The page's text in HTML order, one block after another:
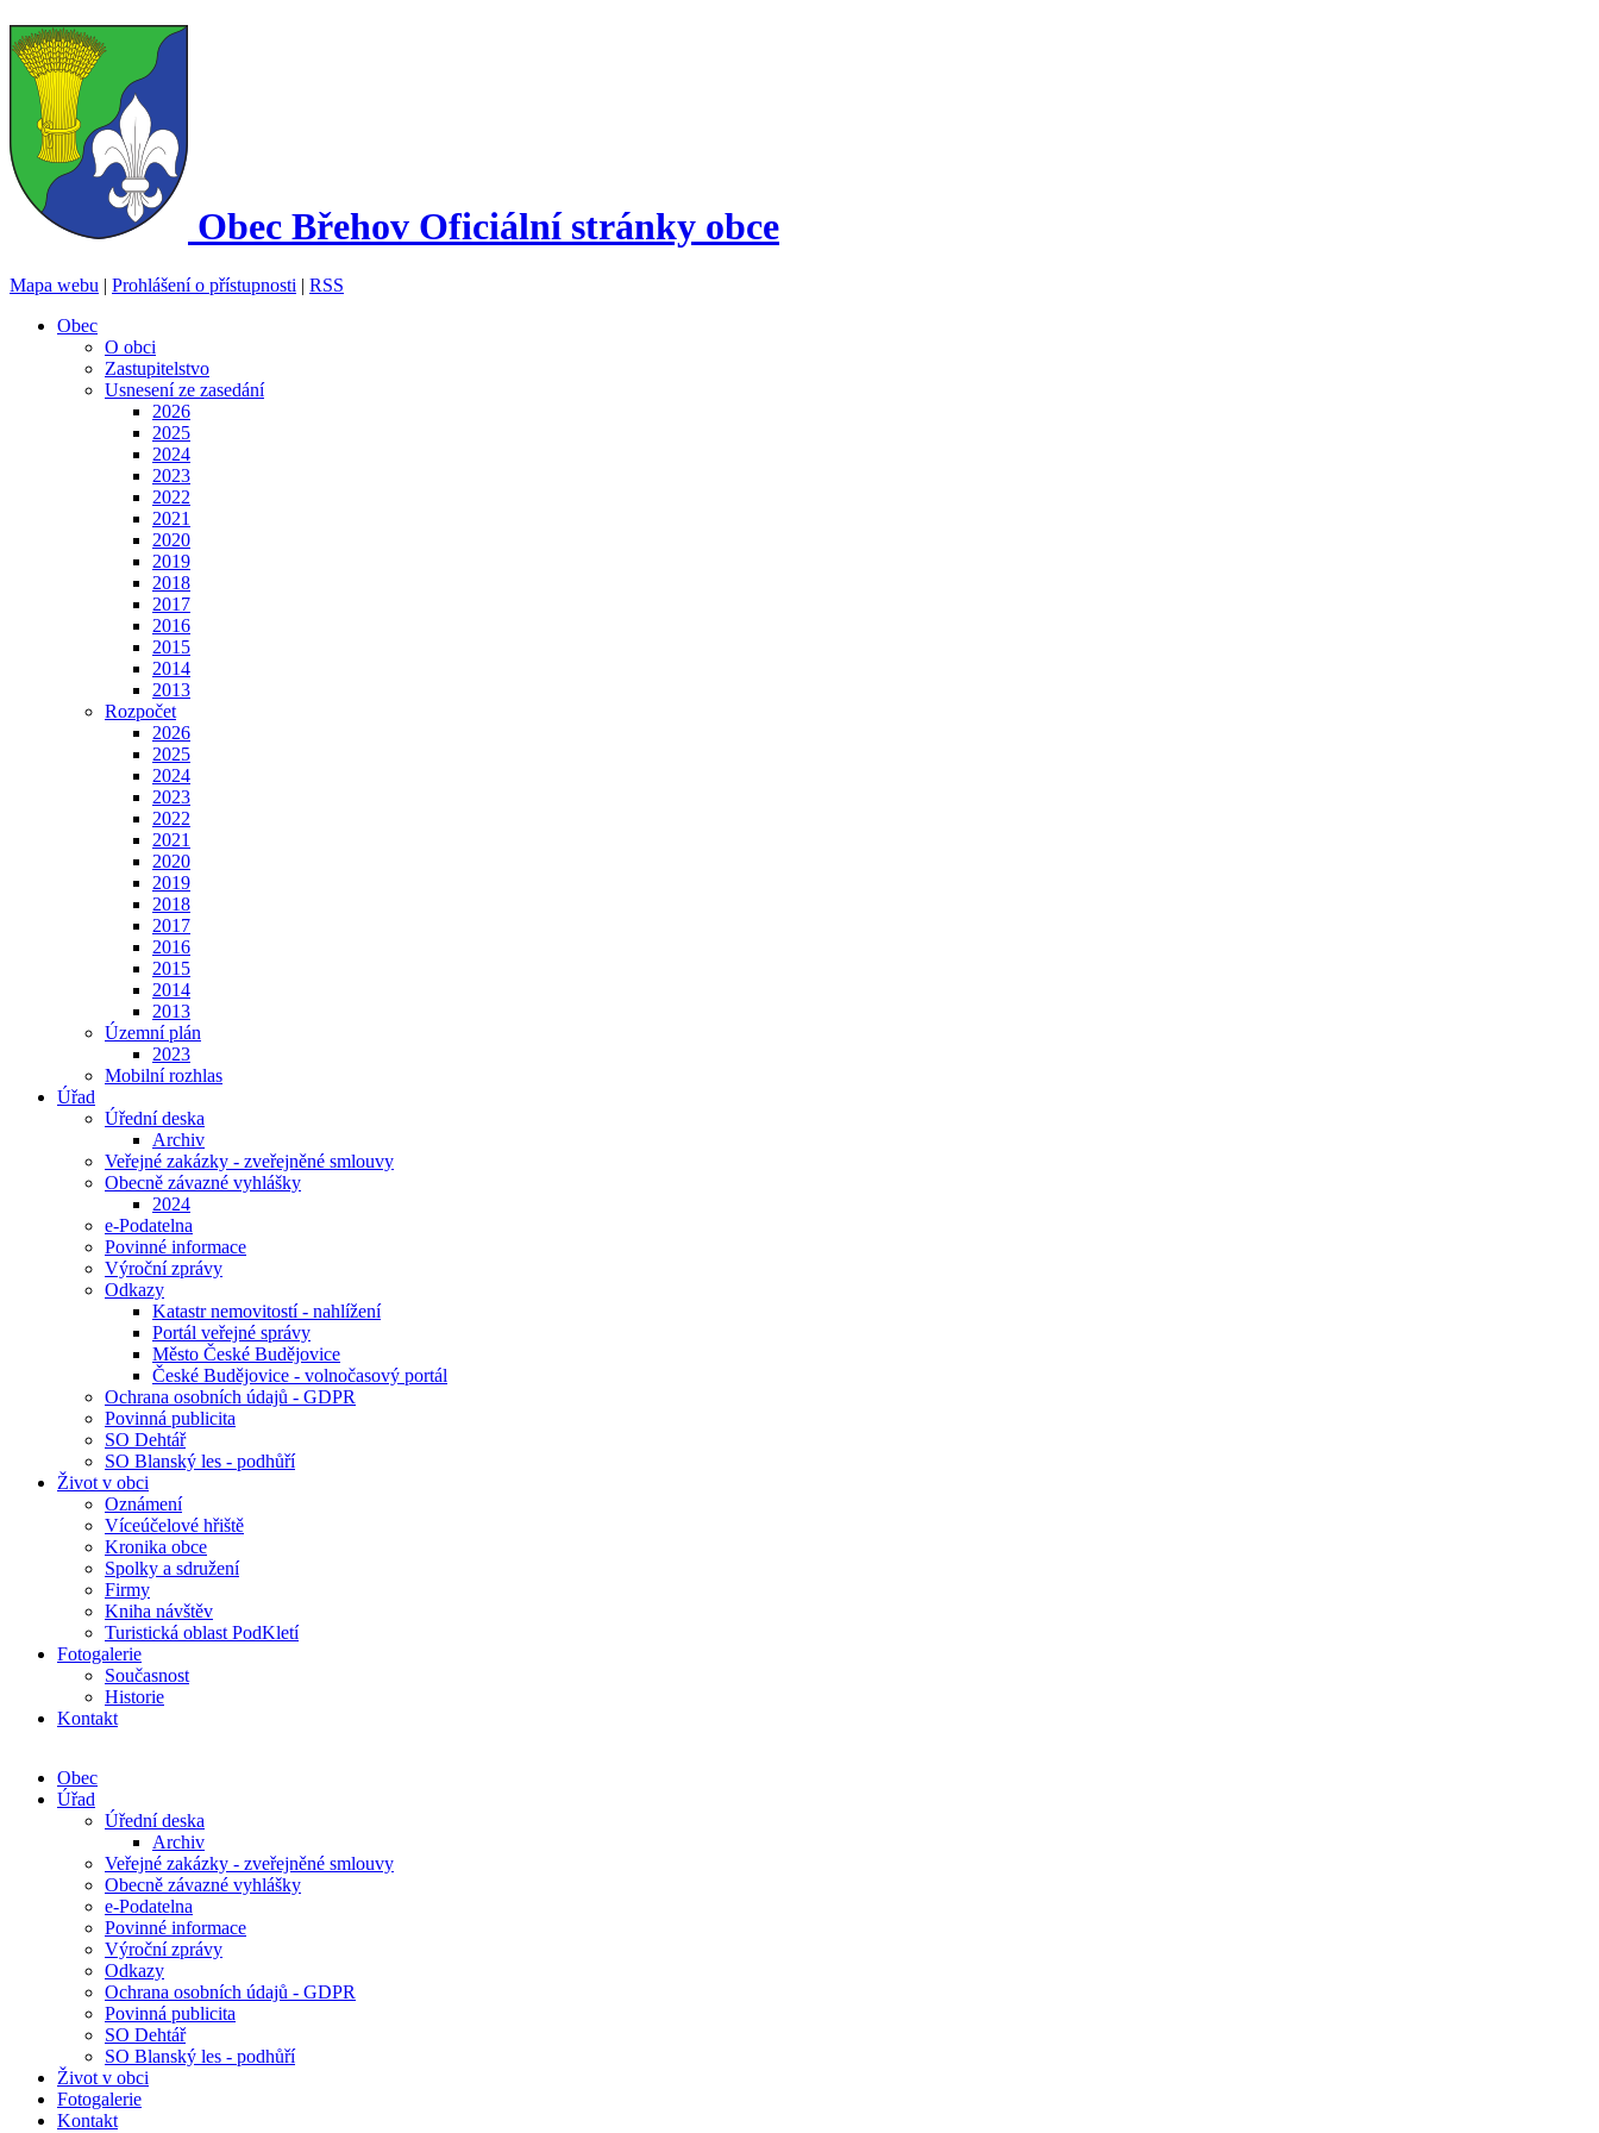
Obec Břehov Oficiální stránky obce
Mapa webu | Prohlášení o přístupnosti | RSS
Obec
O obci
Zastupitelstvo
Usnesení ze zasedání
2026
2025
2024
2023
2022
2021
2020
2019
2018
2017
2016
2015
2014
2013
Rozpočet
2026
2025
2024
2023
2022
2021
2020
2019
2018
2017
2016
2015
2014
2013
Územní plán
2023
Mobilní rozhlas
Úřad
Úřední deska
Archiv
Veřejné zakázky - zveřejněné smlouvy
Obecně závazné vyhlášky
2024
e-Podatelna
Povinné informace
Výroční zprávy
Odkazy
Katastr nemovitostí - nahlížení
Portál veřejné správy
Město České Budějovice
České Budějovice - volnočasový portál
Ochrana osobních údajů - GDPR
Povinná publicita
SO Dehtář
SO Blanský les - podhůří
Život v obci
Oznámení
Víceúčelové hřiště
Kronika obce
Spolky a sdružení
Firmy
Kniha návštěv
Turistická oblast PodKletí
Fotogalerie
Současnost
Historie
Kontakt
Obec
Úřad
Úřední deska
Archiv
Veřejné zakázky - zveřejněné smlouvy
Obecně závazné vyhlášky
e-Podatelna
Povinné informace
Výroční zprávy
Odkazy
Ochrana osobních údajů - GDPR
Povinná publicita
SO Dehtář
SO Blanský les - podhůří
Život v obci
Fotogalerie
Kontakt